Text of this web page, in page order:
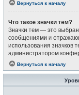
Вернуться к началу
Что такое значки тем?
Значки тем — это
сообщениями и
использования значков
администратором
Вернуться к началу